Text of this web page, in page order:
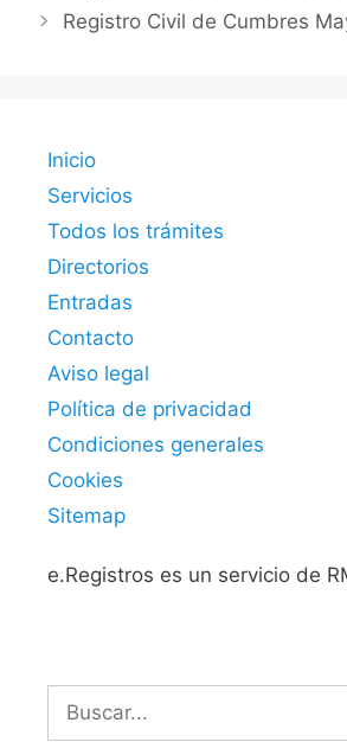
Registro Civil de Cumbres
Inicio
Servicios
Todos los trámites
Directorios
Entradas
Contacto
Aviso legal
Política de privacidad
Condiciones generales
Cookies
Sitemap
e.Registros es un servicio de
Buscar: